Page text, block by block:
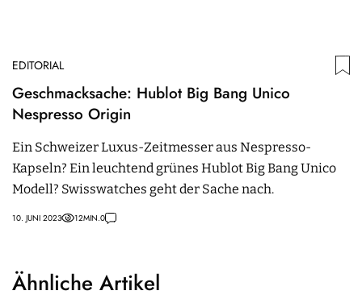
EDITORIAL
Geschmacksache: Hublot Big Bang Unico
Nespresso Origin
Ein Schweizer Luxus-Zeitmesser aus Nespresso-
Kapseln? Ein leuchtend grünes Hublot Big Bang Unico
Modell? Swisswatches geht der Sache nach.
10. JUNI 2023 12MIN.0
Ähnliche Artikel